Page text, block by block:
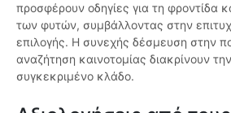
προσφέρουν οδηγίες για τη φροντίδα
των φυτών, συμβάλλοντας στην
επιλογής. Η συνεχής δέσμευση στην
αναζήτηση καινοτομίας διακρίνουν
συγκεκριμένο κλάδο.